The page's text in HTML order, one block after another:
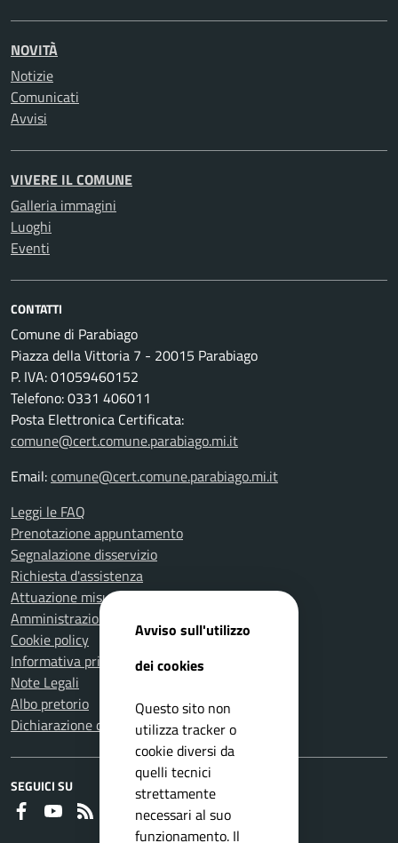
NOVITÀ
Notizie
Comunicati
Avvisi
VIVERE IL COMUNE
Galleria immagini
Luoghi
Eventi
CONTATTI
Comune di Parabiago
Piazza della Vittoria 7 - 20015 Parabiago
P. IVA: 01059460152
Telefono: 0331 406011
Posta Elettronica Certificata:
comune@cert.comune.parabiago.mi.it
Email:comune@cert.comune.parabiago.mi.it
Leggi le FAQ
Prenotazione appuntamento
Segnalazione disservizio
Richiesta d'assistenza
Attuazione misure PNRR
Amministrazione trasparente
Cookie policy
Informativa privacy
Note Legali
Albo pretorio
Dichiarazione di accessibilità
SEGUICI SU
Faceboook
Youtube
Avviso sull'utilizzo
dei cookies
Questo sito non
utilizza tracker o
cookie diversi da
quelli tecnici
strettamente
necessari al suo
funzionamento. Il